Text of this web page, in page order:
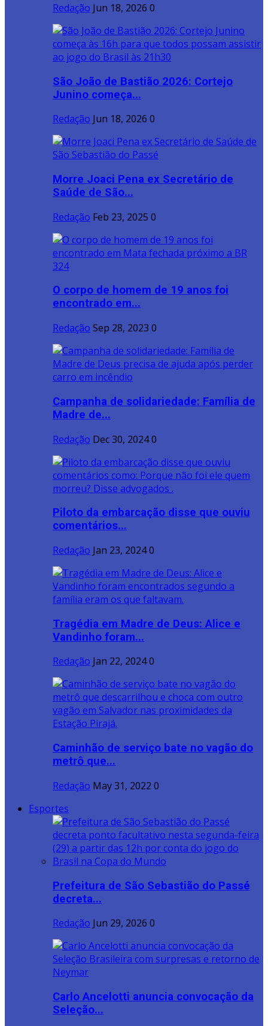
Redação Jun 18, 2026 0
São João de Bastião 2026: Cortejo
Junino começa...
Redação Jun 18, 2026 0
Morre Joaci Pena ex Secretário de
Saúde de São...
Redação Feb 23, 2025 0
O corpo de homem de 19 anos foi
encontrado em...
Redação Sep 28, 2023 0
Campanha de solidariedade: Família de
Madre de...
Redação Dec 30, 20240
Piloto da embarcação disse que ouviu
comentários...
Redação Jan 23, 20240
Tragédia em Madre de Deus: Alice e
Vandinho foram...
Redação Jan 22, 20240
Caminhão de serviço bate no vagão do
metrô que...
Redação May 31, 2022 0
Esportes
Prefeitura de São Sebastião do Passé
decreta...
Redação Jun 29, 2026 0
Carlo Ancelotti anuncia convocação da
Seleção...